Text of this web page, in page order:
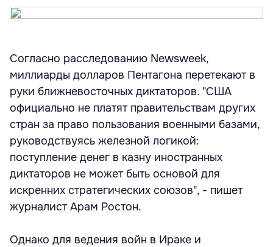
Согласно расследованию Newsweek,
миллиарды долларов Пентагона перетекают в
руки ближневосточных диктаторов. "США
официально не платят правительствам других
стран за право пользования военными базами,
руководствуясь железной логикой:
поступление денег в казну иностранных
диктаторов не может быть основой для
искренних стратегических союзов", - пишет
журналист Арам Ростон.
Однако для ведения войн в Ираке и